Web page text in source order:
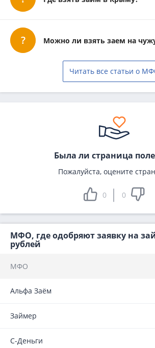
Можно ли взять заем на
Читать все статьи о
Была ли страница
Пожалуйста, оцените
0 0
МФО, где одобряют заявку на
рублей
МФО
Альфа Заём
Займер
С-Деньги